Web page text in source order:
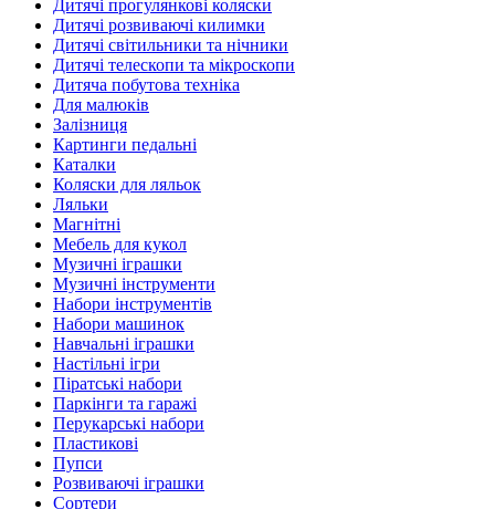
Дитячі прогулянкові коляски
Дитячі розвиваючі килимки
Дитячі світильники та нічники
Дитячі телескопи та мікроскопи
Дитяча побутова техніка
Для малюків
Залізниця
Картинги педальні
Каталки
Коляски для ляльок
Ляльки
Магнітні
Мебель для кукол
Музичні іграшки
Музичні інструменти
Набори інструментів
Набори машинок
Навчальні іграшки
Настільні ігри
Піратські набори
Паркінги та гаражі
Перукарські набори
Пластикові
Пупси
Розвиваючі іграшки
Сортери